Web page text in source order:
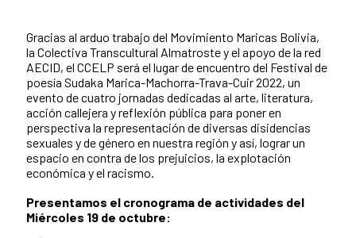
Gracias al arduo trabajo del Movimiento Maricas Bolivia,
la Colectiva Transcultural Almatroste y el apoyo de la red
AECID, el CCELP será el lugar de encuentro del Festival de
poesía Sudaka Marica-Machorra-Trava-Cuir 2022, un
evento de cuatro jornadas dedicadas al arte, literatura,
acción callejera y reflexión pública para poner en
perspectiva la representación de diversas disidencias
sexuales y de género en nuestra región y así, lograr un
espacio en contra de los prejuicios, la explotación
económica y el racismo.
Presentamos el cronograma de actividades del
Miércoles 19 de octubre: